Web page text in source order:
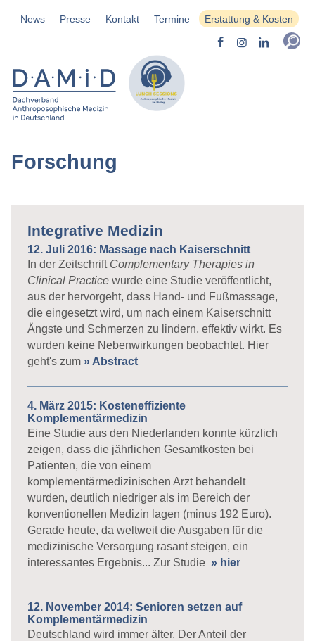
News Presse Kontakt Termine Erstattung & Kosten
Forschung
Integrative Medizin
12. Juli 2016: Massage nach Kaiserschnitt
In der Zeitschrift Complementary Therapies in
Clinical Practicewurde eine Studie veröffentlicht,
aus der hervorgeht, dass Hand- und Fußmassage,
die eingesetzt wird, um nach einem Kaiserschnitt
Ängste und Schmerzen zu lindern, effektiv wirkt. Es
wurden keine Nebenwirkungen beobachtet. Hier
geht's zum » Abstract
4. März 2015: Kosteneffiziente
Komplementärmedizin
Eine Studie aus den Niederlanden konnte kürzlich
zeigen, dass die jährlichen Gesamtkosten bei
Patienten, die von einem
komplementärmedizinischen Arzt behandelt
wurden, deutlich niedriger als im Bereich der
konventionellen Medizin lagen (minus 192 Euro).
Gerade heute, da weltweit die Ausgaben für die
medizinische Versorgung rasant steigen, ein
interessantes Ergebnis... Zur Studie » hier
12. November 2014: Senioren setzen auf
Komplementärmedizin
Deutschland wird immer älter. Der Anteil der